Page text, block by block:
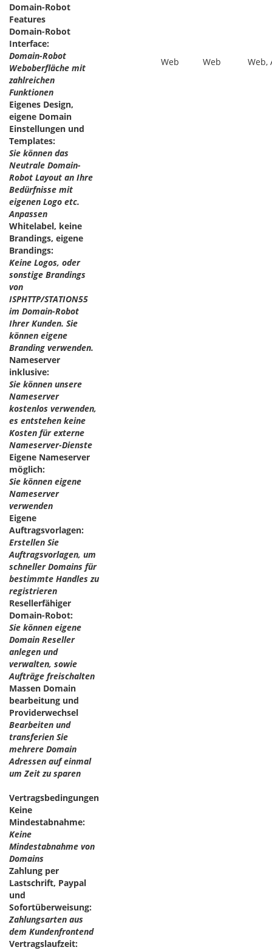
Domain-Robot
Features
Domain-Robot
Interface:
Domain-Robot
Weboberfläche mit
zahlreichen
Funktionen
Web Web Web,
Eigenes Design,
eigene Domain
Einstellungen und
Templates:
Sie können das
Neutrale Domain-
Robot Layout an Ihre
Bedürfnisse mit
eigenen Logo etc.
Anpassen
Whitelabel, keine
Brandings, eigene
Brandings:
Keine Logos, oder
sonstige Brandings
von
ISPHTTP/STATION55
im Domain-Robot
Ihrer Kunden. Sie
können eigene
Branding verwenden.
Nameserver
inklusive:
Sie können unsere
Nameserver
kostenlos verwenden,
es entstehen keine
Kosten für externe
Nameserver-Dienste
Eigene Nameserver
möglich:
Sie können eigene
Nameserver
verwenden
Eigene
Auftragsvorlagen:
Erstellen Sie
Auftragsvorlagen, um
schneller Domains für
bestimmte Handles zu
registrieren
Resellerfähiger
Domain-Robot:
Sie können eigene
Domain Reseller
anlegen und
verwalten, sowie
Aufträge freischalten
Massen Domain
bearbeitung und
Providerwechsel
Bearbeiten und
transferien Sie
mehrere Domain
Adressen auf einmal
um Zeit zu sparen
Vertragsbedingungen
Keine
Mindestabnahme:
Keine
Mindestabnahme von
Domains
Zahlung per
Lastschrift, Paypal
und
Sofortüberweisung:
Zahlungsarten aus
dem Kundenfrontend
Vertragslaufzeit: